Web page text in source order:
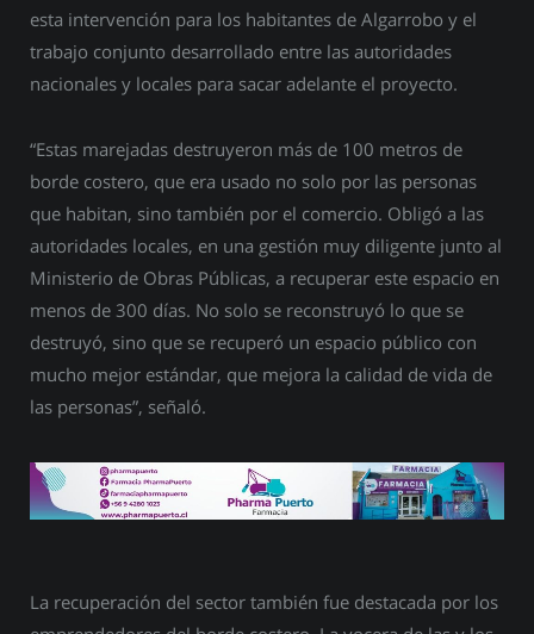
esta intervención para los habitantes de Algarrobo y el
trabajo conjunto desarrollado entre las autoridades
nacionales y locales para sacar adelante el proyecto.
“Estas marejadas destruyeron más de 100 metros de
borde costero, que era usado no solo por las personas
que habitan, sino también por el comercio. Obligó a las
autoridades locales, en una gestión muy diligente junto al
Ministerio de Obras Públicas, a recuperar este espacio en
menos de 300 días. No solo se reconstruyó lo que se
destruyó, sino que se recuperó un espacio público con
mucho mejor estándar, que mejora la calidad de vida de
las personas”, señaló.
La recuperación del sector también fue destacada por los